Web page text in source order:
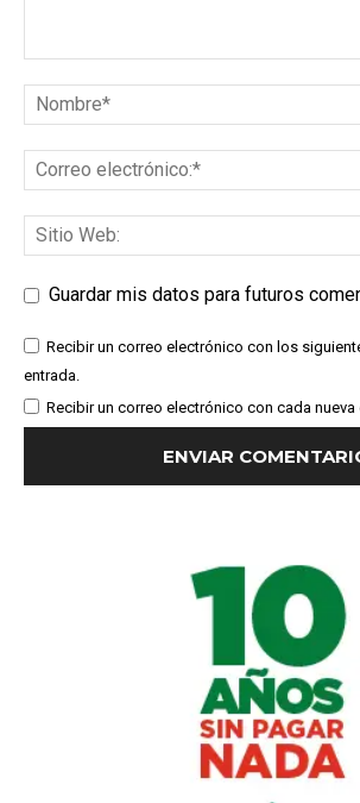
Guardar mis datos para futuros
Recibir un correo electrónico con los
entrada.
Recibir un correo electrónico con cada nueva